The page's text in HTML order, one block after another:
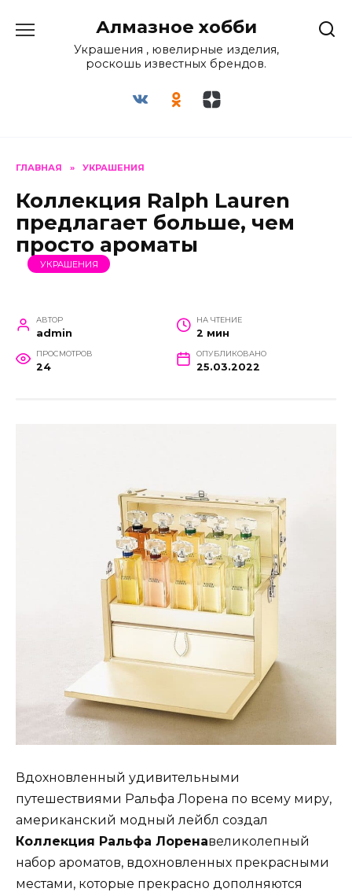
содержанию
Алмазное хобби
Украшения , ювелирные изделия,
роскошь известных брендов.
ГЛАВНАЯ » УКРАШЕНИЯ
Коллекция Ralph Lauren
предлагает больше, чем
просто ароматы
УКРАШЕНИЯ
АВТОР
admin
НА ЧТЕНИЕ
2 мин
ПРОСМОТРОВ
24
ОПУБЛИКОВАНО
25.03.2022
Вдохновленный удивительными
путешествиями Ральфа Лорена по всему миру,
американский модный лейбл создал
Коллекция Ральфа Лоренавеликолепный
набор ароматов, вдохновленных прекрасными
местами, которые прекрасно дополняются